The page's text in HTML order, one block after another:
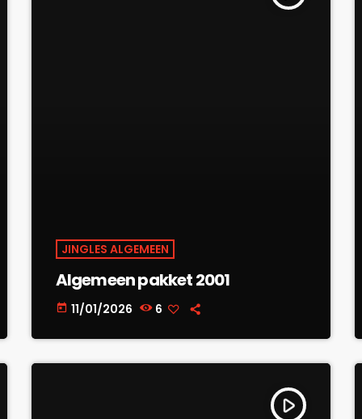
JINGLES ALGEMEEN
Algemeen pakket 2001
today 11/01/2026 6
play_arrow